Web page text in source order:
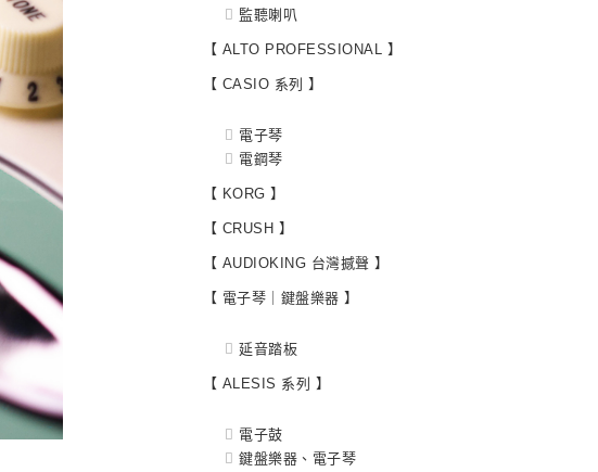
監聽喇叭
【 ALTO PROFESSIONAL 】
【 CASIO 系列 】
電子琴
電鋼琴
【 KORG 】
【 CRUSH 】
【 AUDIOKING 台灣撼聲 】
【 電子琴｜鍵盤樂器 】
延音踏板
【 ALESIS 系列 】
電子鼓
鍵盤樂器、電子琴